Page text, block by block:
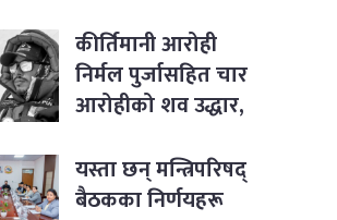
विषयसम्म छलफल
कीर्तिमानी आरोही
निर्मल पुर्जासहित चार
आरोहीको शव उद्धार,
यस्ता छन् मन्त्रिपरिषद्
बैठकका निर्णयहरू